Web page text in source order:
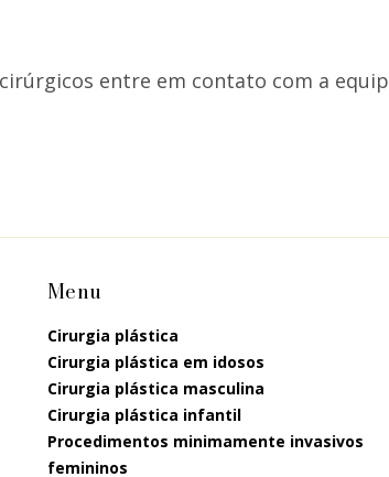
entre em contato com a
Menu
cirurgia plástica
cirurgia plástica em idosos
cirurgia plástica masculina
cirurgia plástica infantil
procedimentos minimamente invasivos
femininos